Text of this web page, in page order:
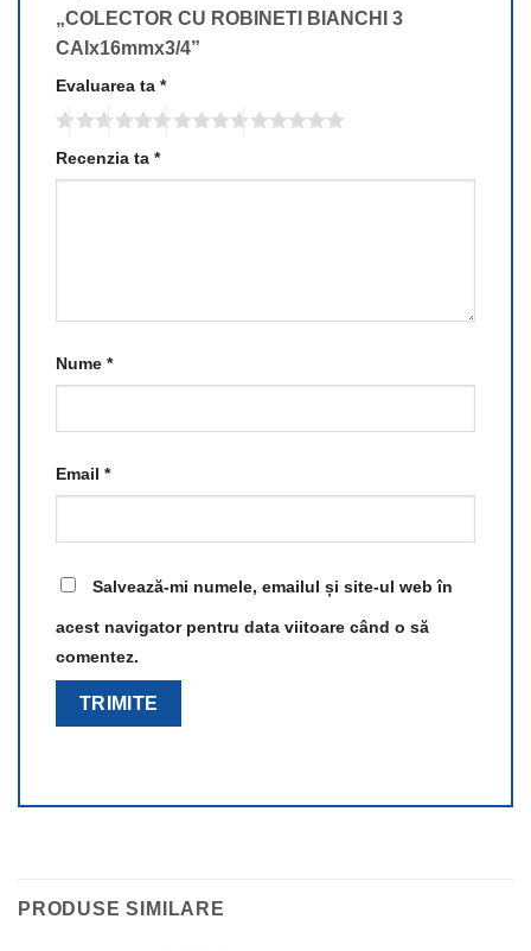
„COLECTOR CU ROBINETI BIANCHI 3
CAIx16mmx3/4”
Evaluarea ta *
Recenzia ta *
Nume *
Email *
Salvează-mi numele, emailul și site-ul web în
acest navigator pentru data viitoare când o să
comentez.
PRODUSE SIMILARE